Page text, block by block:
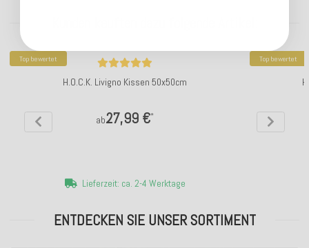
Top bewertet
H.O.C.K. Livigno Kissen 50x50cm
ab27,99 €*
Lieferzeit: ca. 2-4 Werktage
Top bewertet
ENTDECKEN SIE UNSER SORTIMENT